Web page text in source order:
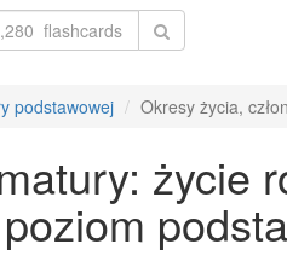
podstawowej Okresy życia,
życie